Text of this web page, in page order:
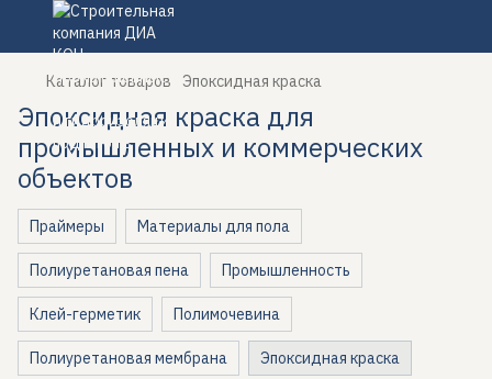
Каталог товаров Эпоксидная краска
Эпоксидная краска для
промышленных и коммерческих
объектов
Праймеры Материалы для пола
Полиуретановая пена Промышленность
Клей-герметик Полимочевина
Полиуретановая мембрана Эпоксидная краска